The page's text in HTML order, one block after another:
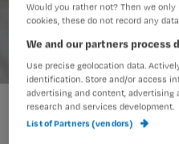
Annabeth begrijpt
Would you rather not? Then we
cookies, these do not record any
We and our partners process
Use precise geolocation data.
identification. Store and/or access
advertising and content, advertising
research and services development.
List of Partners (vendors)